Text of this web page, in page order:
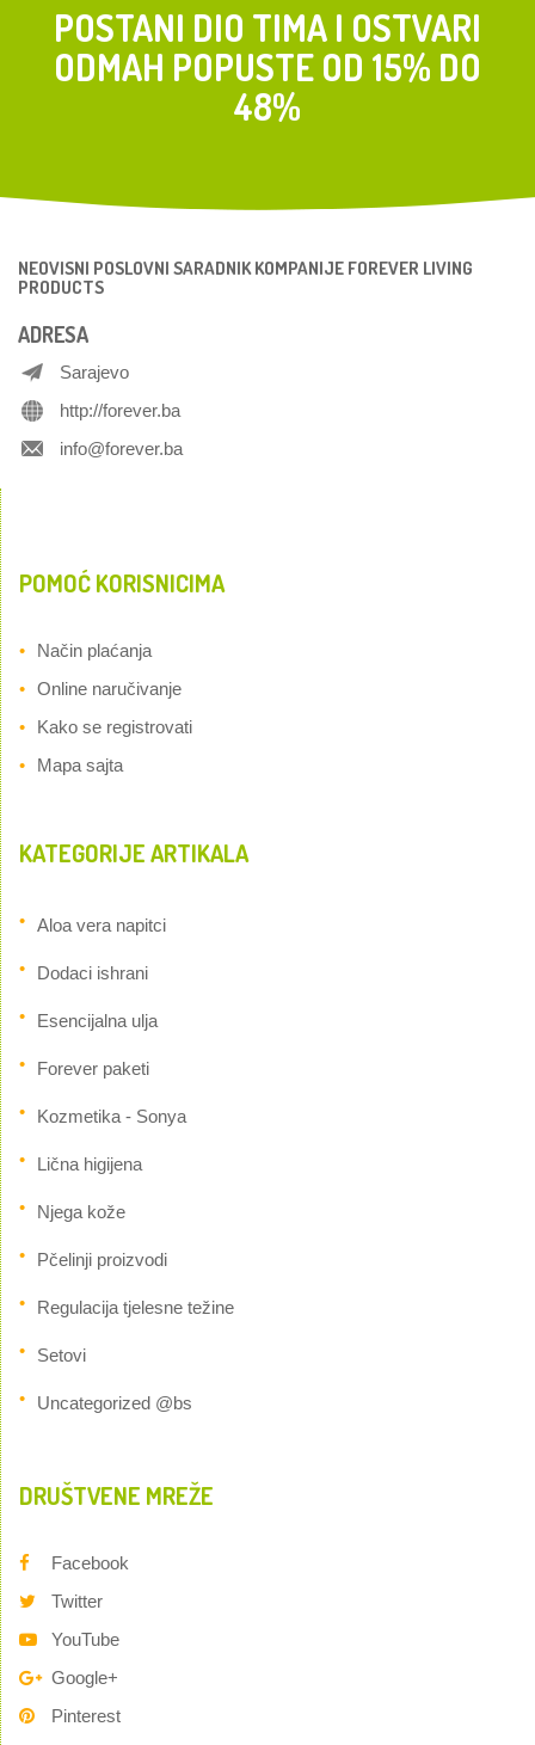
POSTANI DIO TIMA I OSTVARI
ODMAH POPUSTE OD 15% DO
48%
NEOVISNI POSLOVNI SARADNIK KOMPANIJE FOREVER LIVING
PRODUCTS
ADRESA
Sarajevo
http://forever.ba
info@forever.ba
POMOĆ KORISNICIMA
Način plaćanja
Online naručivanje
Kako se registrovati
Mapa sajta
KATEGORIJE ARTIKALA
Aloa vera napitci
Dodaci ishrani
Esencijalna ulja
Forever paketi
Kozmetika - Sonya
Lična higijena
Njega kože
Pčelinji proizvodi
Regulacija tjelesne težine
Setovi
Uncategorized @bs
DRUŠTVENE MREŽE
Facebook
Twitter
YouTube
Google+
Pinterest